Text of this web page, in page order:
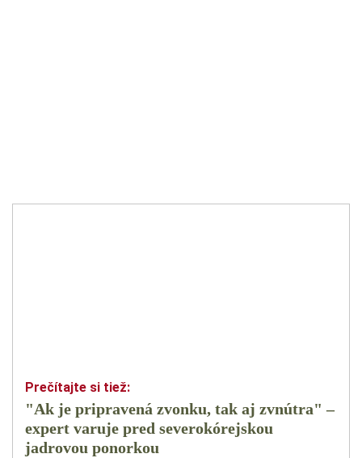
"Ak je pripravená zvonku, tak aj zvnútra" –
expert varuje pred severokórejskou
jadrovou ponorkou